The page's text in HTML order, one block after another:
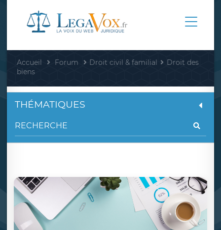
Accueil Forum Droit civil & familial
Droit des
biens
THÉMATIQUES